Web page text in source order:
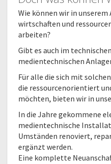
Wie können wir in
wirtschaften und
arbeiten?
Gibt es auch im
medientechnischen
Für alle die sich mit
die ressourcenorientiert
möchten, bieten wir in
In die Jahre gekommene
medientechnische
Umständen renoviert,
ergänzt werden.
Eine komplette